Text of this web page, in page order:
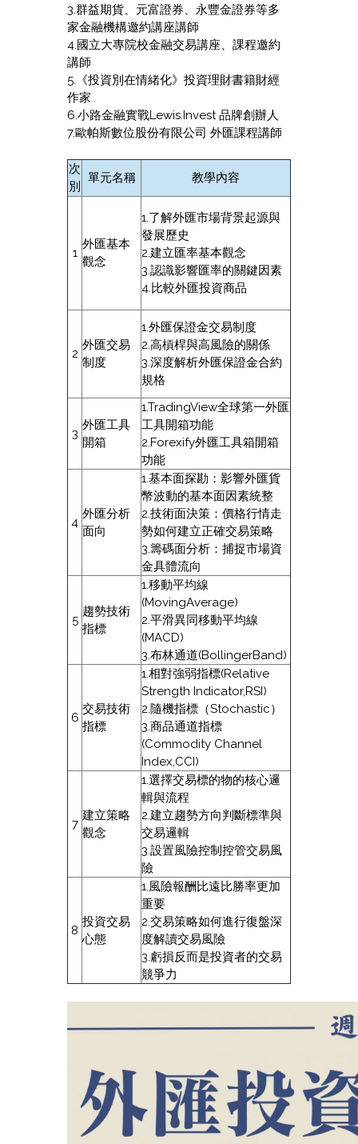
3.群益期貨、元富證券、永豐金證券等多
家金融機構邀約講座講師
4.國立大專院校金融交易講座、課程邀約
講師
5.《投資別在情緒化》投資理財書籍財經
作家
6.小路金融實戰Lewis.Invest 品牌創辦人
7.歐帕斯數位股份有限公司 外匯課程講師
次
別
單元名稱 教學內容
1
外匯基本
觀念
1.了解外匯市場背景起源與
發展歷史
2.建立匯率基本觀念
3.認識影響匯率的關鍵因素
4.比較外匯投資商品
2
外匯交易
制度
1.外匯保證金交易制度
2.高槓桿與高風險的關係
3.深度解析外匯保證金合約
規格
3
外匯工具
開箱
1.TradingView全球第一外匯
工具開箱功能
2.Forexify外匯工具箱開箱
功能
4
外匯分析
面向
1.基本面探勘：影響外匯貨
幣波動的基本面因素統整
2.技術面決策：價格行情走
勢如何建立正確交易策略
3.籌碼面分析：捕捉市場資
金具體流向
5
趨勢技術
指標
1.移動平均線
(MovingAverage)
2.平滑異同移動平均線
(MACD)
3.布林通道(BollingerBand)
6
交易技術
指標
1.相對強弱指標(Relative
Strength Indicator,RSI)
2.隨機指標（Stochastic）
3.商品通道指標
(Commodity Channel
Index,CCI)
7
建立策略
觀念
1.選擇交易標的物的核心邏
輯與流程
2.建立趨勢方向判斷標準與
交易邏輯
3.設置風險控制控管交易風
險
8
投資交易
心態
1.風險報酬比遠比勝率更加
重要
2.交易策略如何進行復盤深
度解讀交易風險
3.虧損反而是投資者的交易
競爭力